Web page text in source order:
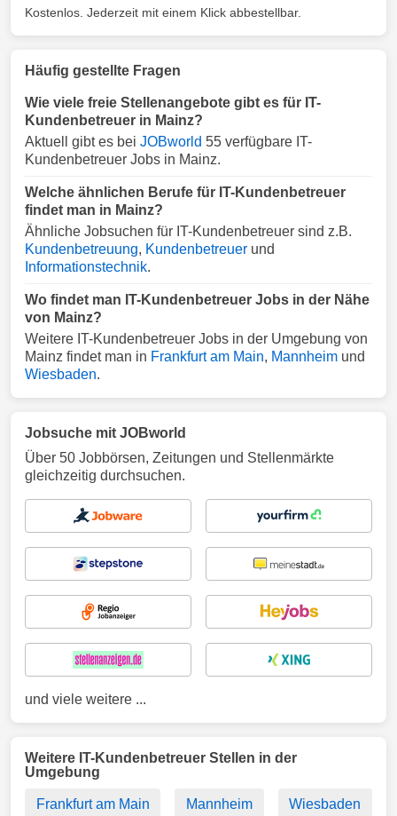
Kostenlos. Jederzeit mit einem Klick abbestellbar.
Häufig gestellte Fragen
Wie viele freie Stellenangebote gibt es für IT-
Kundenbetreuer in Mainz?
Aktuell gibt es bei JOBworld 55 verfügbare IT-
Kundenbetreuer Jobs in Mainz.
Welche ähnlichen Berufe für IT-Kundenbetreuer
findet man in Mainz?
Ähnliche Jobsuchen für IT-Kundenbetreuer sind z.B.
Kundenbetreuung, Kundenbetreuer und
Informationstechnik.
Wo findet man IT-Kundenbetreuer Jobs in der Nähe
von Mainz?
Weitere IT-Kundenbetreuer Jobs in der Umgebung von
Mainz findet man in Frankfurt am Main, Mannheim und
Wiesbaden.
Jobsuche mit JOBworld
Über 50 Jobbörsen, Zeitungen und Stellenmärkte
gleichzeitig durchsuchen.
und viele weitere ...
Weitere IT-Kundenbetreuer Stellen in der
Umgebung
Frankfurt am Main Mannheim Wiesbaden